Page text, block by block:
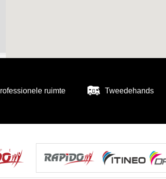
ruimte Tweedehands